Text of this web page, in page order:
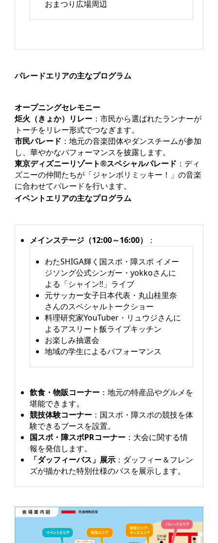
おまつり広場周辺
パレードエリアの主なプログラム
オープニングセレモニー
炬火（きょか）リレー ：市民から選ばれたランナーが
トーチをリレー形式でつなぎます。
市民パレード ：地元の音楽団体やダンスチームが参加
し、華やかなパフォーマンスを披露します。
東京ディズニーリゾート®スペシャルパレード ：ディ
ズニーの仲間たちが「ジャンボリミッキー！」の音楽
に合わせてパレードを行います。
イベントエリアの主なプログラム
メインステージ（12:00～16:00）
：
わたSHIGA輝く国スポ・障スポ イメー
ジソング公式シンガー・yokkoさんに
よる「シャイン!!」ライブ
元サッカー女子日本代表・丸山桂里奈
さんのスペシャルトークショー
料理研究家YouTuber・リュウジさんに
よるアスリート飯ライブキッチン
お楽しみ抽選会
地域の学生によるパフォーマンス
飲食・物販コーナー ：地元の特産品やグルメを
堪能できます。
競技体験コーナー ：国スポ・障スポの競技を体
験できるブースを設置。
国スポ・障スポPRコーナー ：大会に関する情
報を発信します。
「ダッフィーバス」展示 ：ダッフィー＆フレン
ズが描かれた特別仕様のバスを展示します。